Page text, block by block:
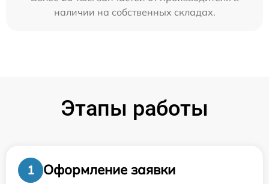
наличии на собственных складах.
Этапы работы
1
Оформление заявки